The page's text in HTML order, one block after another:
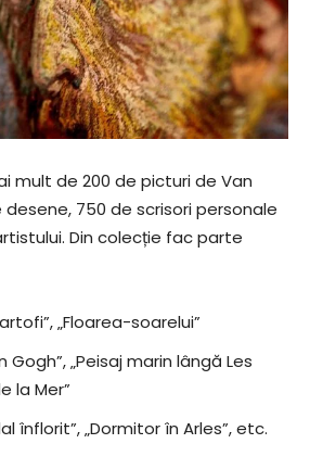
mult de 200 de picturi de Van
desene, 750 de scrisori personale
Din colecție fac parte
„Floarea-soarelui”
„Peisaj marin lângă Les
la Mer”
înflorit”, „Dormitor în Arles”, etc.